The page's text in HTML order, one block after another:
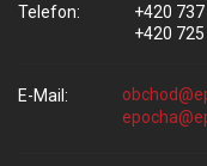
Telefon: +420
+420
E-Mail: